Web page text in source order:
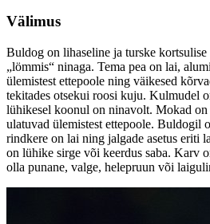
Välimus
Buldog on lihaseline ja turske
„lömmis“ ninaga. Tema pea on lai,
ülemistest ettepoole ning väikesed
tekitades otsekui roosi kuju. Kulmudel
lühikesel koonul on ninavolt. Mokad on
ulatuvad ülemistest ettepoole. Buldogil
rindkere on lai ning jalgade asetus eriti
on lühike sirge või keerdus saba. Karv
olla punane, valge, helepruun või